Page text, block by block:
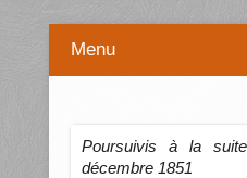
Menu
Poursuivis à la
décembre 1851